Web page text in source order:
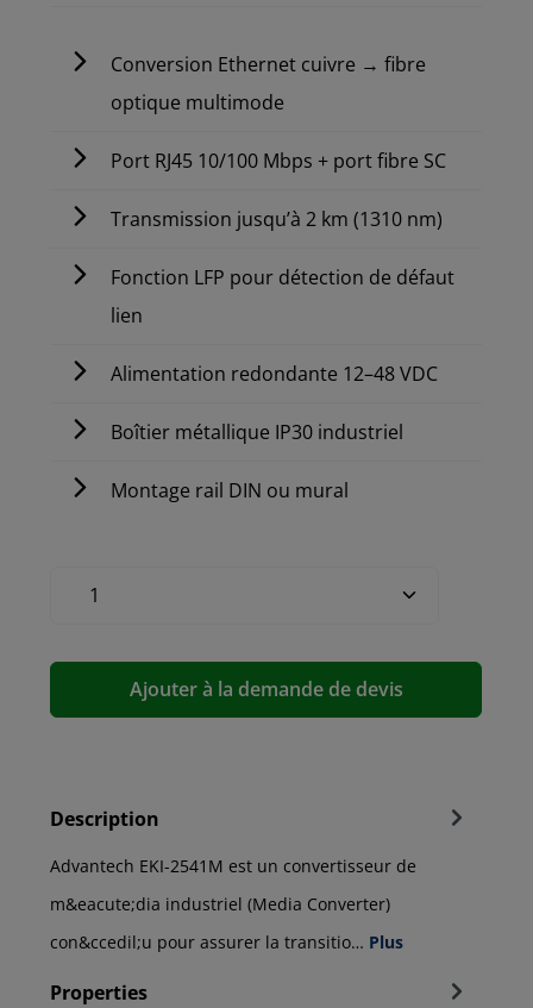
Conversion Ethernet cuivre → fibre
optique multimode
Port RJ45 10/100 Mbps + port fibre SC
Transmission jusqu’à 2 km (1310 nm)
Fonction LFP pour détection de défaut
lien
Alimentation redondante 12–48 VDC
Boîtier métallique IP30 industriel
Montage rail DIN ou mural
Ajouter à la demande de devis
Description
Advantech EKI-2541M est un convertisseur de
m&eacute;dia industriel (Media Converter)
con&ccedil;u pour assurer la transitio… Plus
Properties